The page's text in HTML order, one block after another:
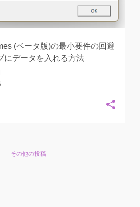
(ベータ版)の最小要件の回避
にデータを入れる方法
その他の投稿